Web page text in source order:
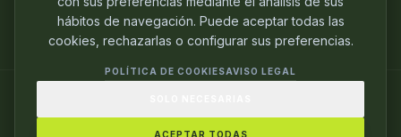
PASIÓN.
hábitos de navegación. Puede aceptar todas las
cookies, rechazarlas o configurar sus preferencias.
POLÍTICA DE COOKIESAVISO LEGAL
ACEPTAR TODAS